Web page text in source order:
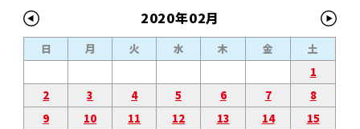
2020年02月
日 月 火 水 木 金
土
1
2
3 4 5 6 7
8
9
10 11 12 13 14
15